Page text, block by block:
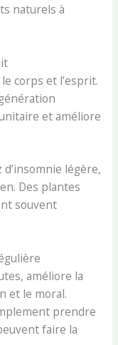
naturels à
corps et l’esprit.
et améliore
légère,
Des plantes
souvent
améliore la
et le moral.
prendre
faire la